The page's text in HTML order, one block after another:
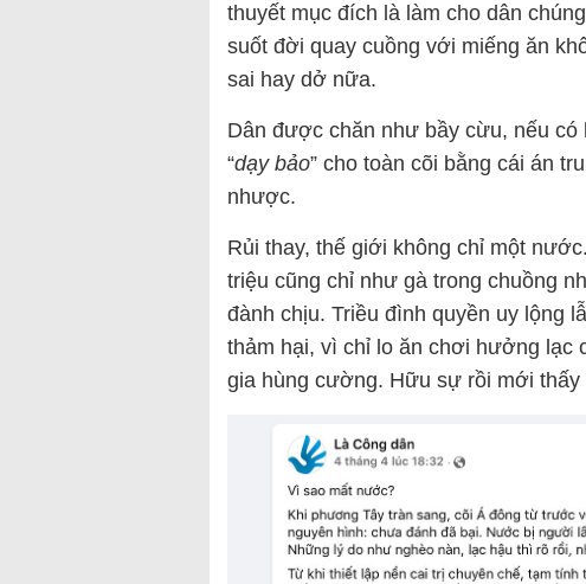
thuyết mục đích là làm cho dân
suốt đời quay cuồng với miếng ăn
sai hay dở nữa.
Dân được chăn như bầy cừu, nếu
“dạy bảo” cho toàn cõi bằng cái án
nhược.
Rủi thay, thế giới không chỉ một
triệu cũng chỉ như gà trong chuồng
đành chịu. Triều đình quyền uy lộng
thảm hại, vì chỉ lo ăn chơi hưởng lạc
gia hùng cường. Hữu sự rồi mới thấy